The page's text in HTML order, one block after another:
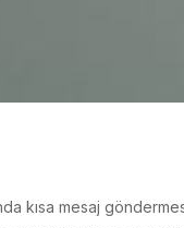
kısa mesaj